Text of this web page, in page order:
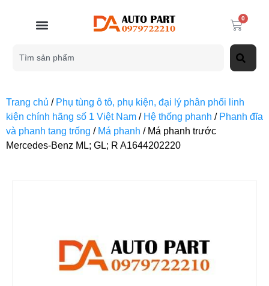
0
Trang chủ / Phụ tùng ô tô, phụ kiện, đại lý phân phối linh
kiện chính hãng số 1 Việt Nam / Hệ thống phanh / Phanh đĩa
và phanh tang trống / Má phanh / Má phanh trước
Mercedes-Benz ML; GL; R A1644202220